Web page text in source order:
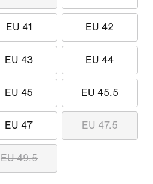
EU 41 EU 42
EU 43 EU 44
EU 45 EU 45.5
EU 47 EU 47.5
EU 49.5